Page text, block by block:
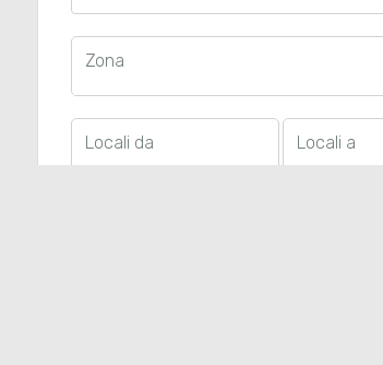
Zona
Locali da Locali a